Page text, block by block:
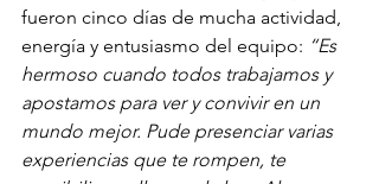
fueron cinco días de mucha actividad,
energía y entusiasmo del equipo: “Es
hermoso cuando todos trabajamos y
apostamos para ver y convivir en un
mundo mejor. Pude presenciar varias
experiencias que te rompen, te